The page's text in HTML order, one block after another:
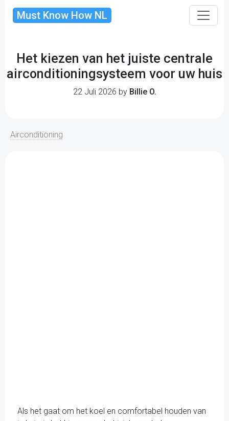
Must Know How NL
Het kiezen van het juiste centrale
airconditioningsysteem voor uw huis
22 Juli 2026 by Billie O.
Airconditioning
Als het gaat om het koel en comfortabel houden van